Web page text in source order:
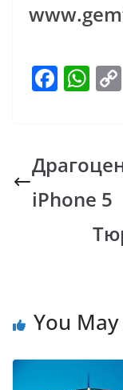
F
b
o
o
W
s
A
p
p
iPhone 5
You